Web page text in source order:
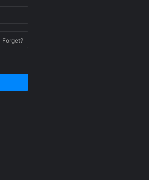
Forget?